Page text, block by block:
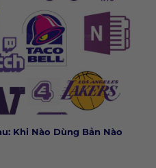
Khi Nào Dùng Bản Nào